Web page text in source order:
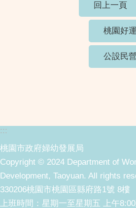
回上一頁
桃園好
公設民
:::
桃園市政府婦幼發展局
Copyright © 2024 Department of
Development, Taoyuan. All rights
330206桃園市桃園區縣府路1號 8樓
上班時間：星期一至星期五 上午